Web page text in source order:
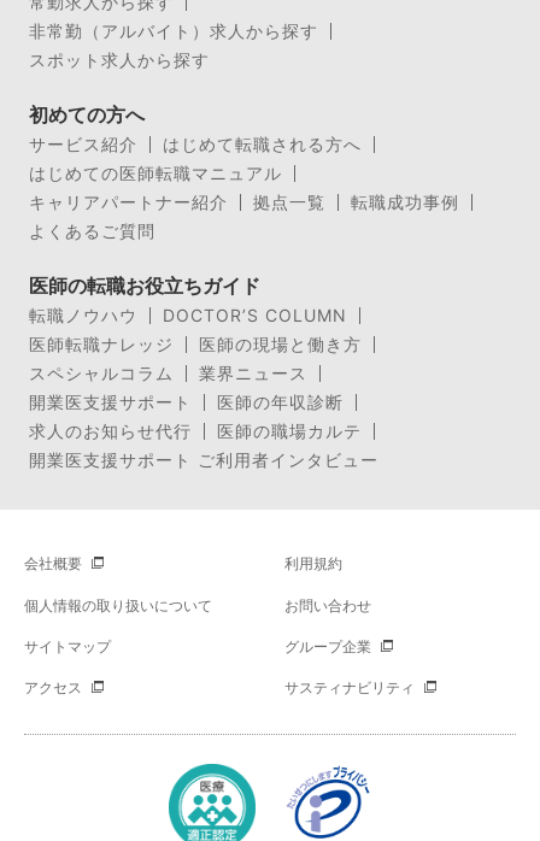
非常勤（アルバイト）求人から探す
スポット求人から探す
初めての方へ
サービス紹介
はじめて転職される方へ
はじめての医師転職マニュアル
キャリアパートナー紹介
拠点一覧
転職成功事例
よくあるご質問
医師の転職お役立ちガイド
転職ノウハウ
DOCTOR’S COLUMN
医師転職ナレッジ
医師の現場と働き方
スペシャルコラム
業界ニュース
開業医支援サポート
医師の年収診断
求人のお知らせ代行
医師の職場カルテ
開業医支援サポート ご利用者インタビュー
会社概要 利用規約
個人情報の取り扱いについて お問い合わせ
サイトマップ グループ企業
アクセス サスティナビリティ